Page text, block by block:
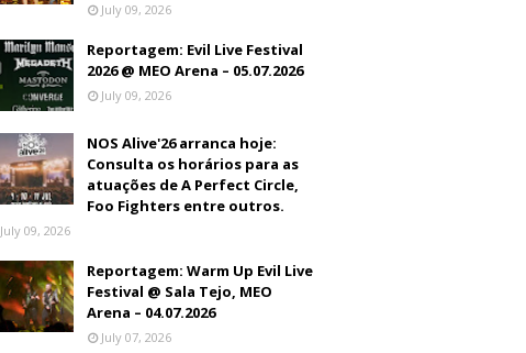
July 09, 2026
Reportagem: Evil Live Festival
2026 @ MEO Arena – 05.07.2026
July 09, 2026
NOS Alive'26 arranca hoje:
Consulta os horários para as
atuações de A Perfect Circle,
Foo Fighters entre outros.
July 09, 2026
Reportagem: Warm Up Evil Live
Festival @ Sala Tejo, MEO
Arena – 04.07.2026
July 07, 2026